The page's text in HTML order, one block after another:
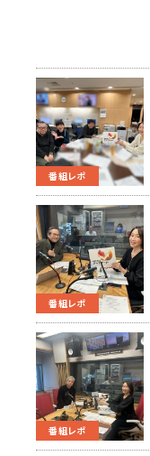
番組レポ
番組レポ
番組レポ